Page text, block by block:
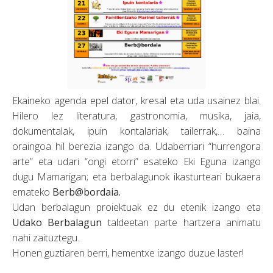
Ekaineko agenda epel dator, kresal eta uda usainez blai.
Hilero lez literatura, gastronomia, musika, jaia,
dokumentalak, ipuin kontalariak, tailerrak,… baina
oraingoa hil berezia izango da. Udaberriari “hurrengora
arte” eta udari “ongi etorri” esateko Eki Eguna izango
dugu Mamarigan; eta berbalagunok ikasturteari bukaera
emateko Berb@bordaia.
Udan berbalagun proiektuak ez du etenik izango eta
Udako Berbalagun taldeetan parte hartzera animatu
nahi zaituztegu.
Honen guztiaren berri, hementxe izango duzue laster!